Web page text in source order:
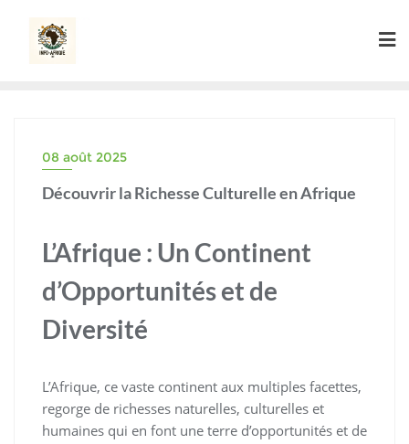
content
08 août 2025
Découvrir la Richesse Culturelle en Afrique
L’Afrique : Un Continent
d’Opportunités et de
Diversité
L’Afrique, ce vaste continent aux multiples facettes,
regorge de richesses naturelles, culturelles et
humaines qui en font une terre d’opportunités et de